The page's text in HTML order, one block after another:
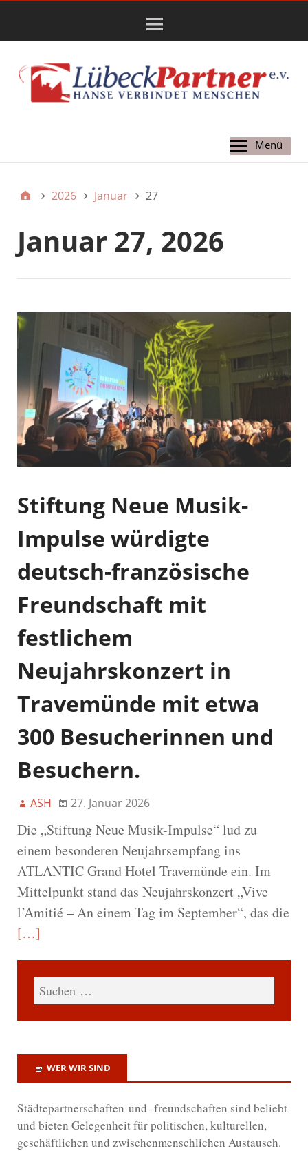
Hauptmenü
Menü
2026 Januar 27
Januar 27, 2026
Stiftung Neue Musik-
Impulse würdigte
deutsch-französische
Freundschaft mit
festlichem
Neujahrskonzert in
Travemünde mit etwa
300 Besucherinnen und
Besuchern.
ASH 27. Januar 2026
Die „Stiftung Neue Musik-Impulse“ lud zu
einem besonderen Neujahrsempfang ins
ATLANTIC Grand Hotel Travemünde ein. Im
Mittelpunkt stand das Neujahrskonzert „Vive
l’Amitié – An einem Tag im September“, das die
[…]
WER WIR SIND
Städtepartnerschaften und -freundschaften sind beliebt
und bieten Gelegenheit für politischen, kulturellen,
geschäftlichen und zwischenmenschlichen Austausch.